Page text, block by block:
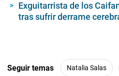
Exguitarrista de los
tras sufrir derrame
Seguir temas Natalia Salas